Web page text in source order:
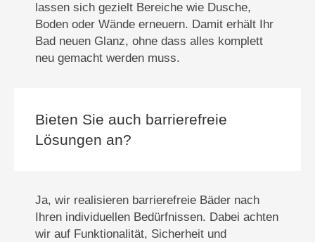
lassen sich gezielt Bereiche wie Dusche,
Boden oder Wände erneuern. Damit erhält Ihr
Bad neuen Glanz, ohne dass alles komplett
neu gemacht werden muss.
Bieten Sie auch barrierefreie
Lösungen an?
Ja, wir realisieren barrierefreie Bäder nach
Ihren individuellen Bedürfnissen. Dabei achten
wir auf Funktionalität, Sicherheit und